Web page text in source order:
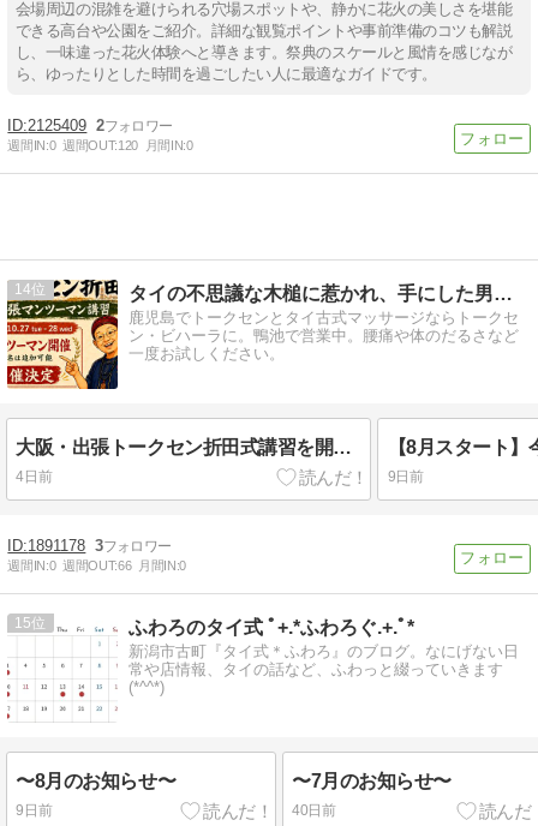
会場周辺の混雑を避けられる穴場スポットや、静かに花火の美しさを堪能
できる高台や公園をご紹介。詳細な観覧ポイントや事前準備のコツも解説
し、一味違った花火体験へと導きます。祭典のスケールと風情を感じなが
ら、ゆったりとした時間を過ごしたい人に最適なガイドです。
2125409 2
週間IN:0 週間OUT:120 月間IN:0
14 タイの不思議な木槌に惹かれ、手にした男の物語
鹿児島でトークセンとタイ古式マッサージならトークセ
ン・ビハーラに。鴨池で営業中。腰痛や体のだるさなど
一度お試しください。
大阪・出張トークセン折田式講習を開催します♪
4日前 9日前
1891178 3
週間IN:0 週間OUT:66 月間IN:0
15 ふわろのタイ式 ﾟ+.*ふわろぐ.+.ﾟ*
新潟市古町『タイ式＊ふわろ』のブログ。なにげない日
常や店情報、タイの話など、ふわっと綴っていきます
(*^^*)
〜8月のお知らせ〜
9日前
〜7月のお知らせ〜
40日前